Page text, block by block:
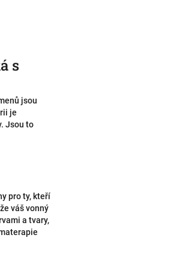
s
jsou
je
Jsou to
pro ty, kteří
váš vonný
a tvary,